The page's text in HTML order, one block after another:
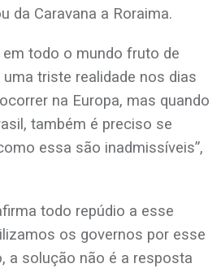
da Caravana a Roraima.
em todo o mundo fruto de
triste realidade nos dias
na Europa, mas quando
também é preciso se
essa são inadmissíveis”,
todo repúdio a esse
os governos por esse
a solução não é a resposta